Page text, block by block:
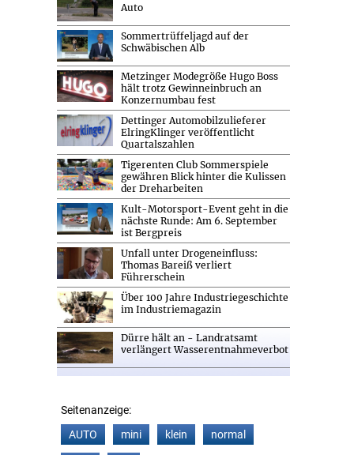
Auto
Sommertrüffeljagd auf der
Schwäbischen Alb
Metzinger Modegröße Hugo Boss
hält trotz Gewinneinbruch an
Konzernumbau fest
Dettinger Automobilzulieferer
ElringKlinger veröffentlicht
Quartalszahlen
Tigerenten Club Sommerspiele
gewähren Blick hinter die Kulissen
der Dreharbeiten
Kult-Motorsport-Event geht in die
nächste Runde: Am 6. September
ist Bergpreis
Unfall unter Drogeneinfluss:
Thomas Bareiß verliert
Führerschein
Über 100 Jahre Industriegeschichte
im Industriemagazin
Dürre hält an - Landratsamt
verlängert Wasserentnahmeverbot
Seitenanzeige:
AUTO
mini klein normal